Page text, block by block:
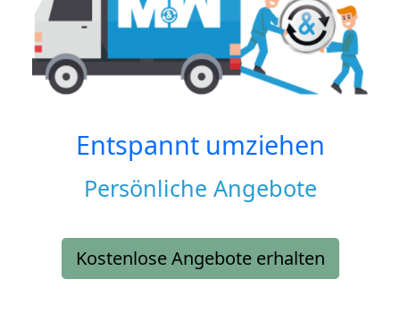
Entspannt umziehen
Persönliche Angebote
Kostenlose Angebote erhalten